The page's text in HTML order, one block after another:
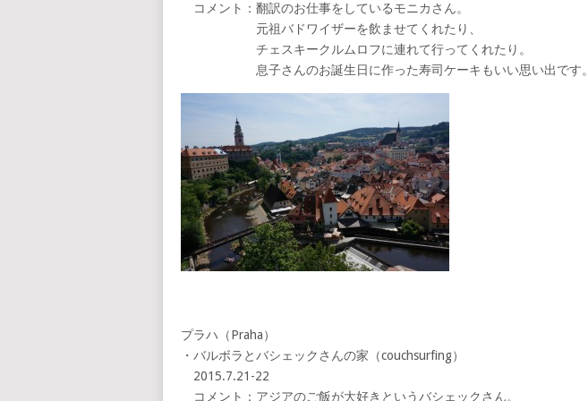
コメント：翻訳のお仕事をしているモニカさん。
元祖バドワイザーを飲ませてくれたり、
チェスキークルムロフに連れて行ってくれたり。
息子さんのお誕生日に作った寿司ケーキもいい思い出です。
プラハ（Praha）
・バルボラとバシェックさんの家（couchsurfing）
2015.7.21-22
コメント：アジアのご飯が大好きというバシェックさん。